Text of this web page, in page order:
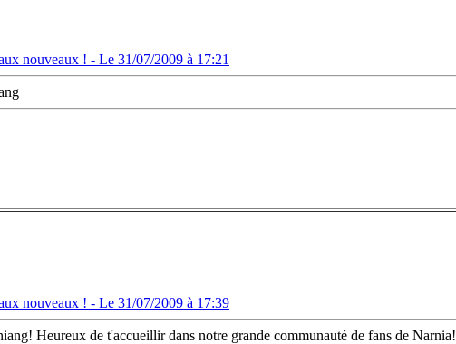
nouveaux ! - Le 31/07/2009 à 17:21
nouveaux ! - Le 31/07/2009 à 17:39
Heureux de t'accueillir dans notre grande communauté de fans de Narnia!